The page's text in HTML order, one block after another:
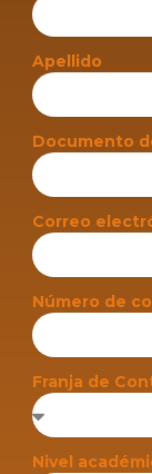
Apellido
Documento
Correo
Número de
Franja de
Nivel